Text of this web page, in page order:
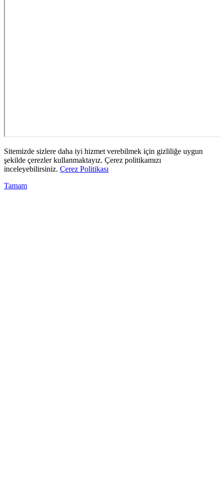
Sitemizde sizlere daha iyi hizmet verebilmek için gizliliğe uygun
şekilde çerezler kullanmaktayız. Çerez politikamızı
inceleyebilirsiniz. Çerez Politikası
Tamam